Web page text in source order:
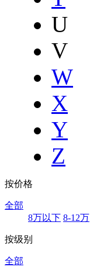
U
V
W
X
Y
Z
按价格
全部
8万以下 8-12万
按级别
全部